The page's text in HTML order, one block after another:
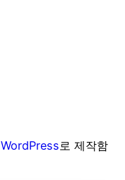
WordPress로 제작함